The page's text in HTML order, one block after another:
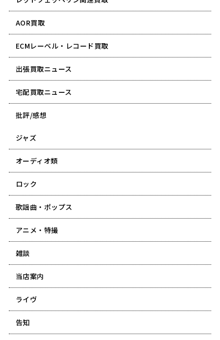
AOR買取
ECMレーベル・レコード買取
出張買取ニュース
宅配買取ニュース
批評/感想
ジャズ
オーディオ類
ロック
歌謡曲・ポップス
アニメ・特撮
雑談
当店案内
ライヴ
告知